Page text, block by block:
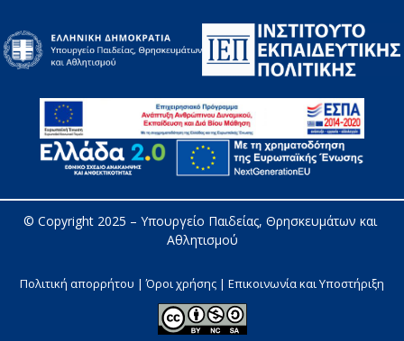
© Copyright 2025 – Υπουργείο Παιδείας, Θρησκευμάτων και
Αθλητισμού
Πολιτική απορρήτου | Όροι χρήσης | Επικοινωνία και Υποστήριξη